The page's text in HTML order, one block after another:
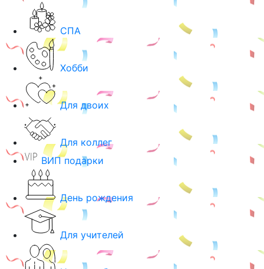
СПА
Хобби
Для двоих
Для коллег
ВИП подарки
День рождения
Для учителей